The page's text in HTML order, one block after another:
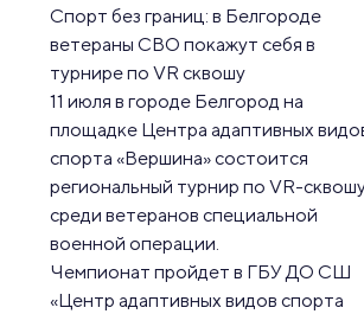
Спорт без границ: в Белгороде
ветераны СВО покажут себя в
турнире по VR сквошу
11 июля в городе Белгород на
площадке Центра адаптивных
спорта «Вершина» состоится
региональный турнир по VR-
среди ветеранов специальной
военной операции.
Чемпионат пройдет в ГБУ ДО СШ
«Центр адаптивных видов спорта